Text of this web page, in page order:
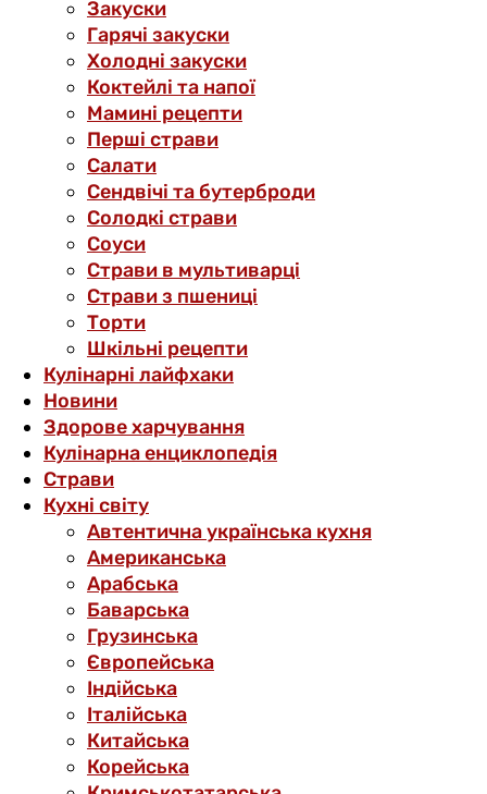
Закуски
Гарячі закуски
Холодні закуски
Коктейлі та напої
Мамині рецепти
Перші страви
Салати
Сендвічі та бутерброди
Солодкі страви
Соуси
Страви в мультиварці
Страви з пшениці
Торти
Шкільні рецепти
Кулінарні лайфхаки
Новини
Здорове харчування
Кулінарна енциклопедія
Страви
Кухні світу
Автентична українська кухня
Американська
Арабська
Баварська
Грузинська
Європейська
Індійська
Італійська
Китайська
Корейська